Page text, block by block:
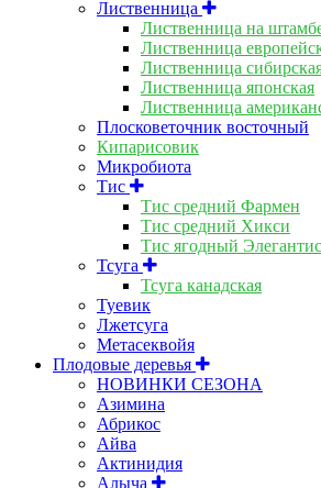
Лиственница
Лиственница на
Лиственница
Лиственница
Лиственница японская
Лиственница
Плосковеточник восточный
Кипарисовик
Микробиота
Тис
Тис средний Фармен
Тис средний Хикси
Тис ягодный
Тсуга
Тсуга канадская
Туевик
Лжетсуга
Метасеквойя
Плодовые деревья
НОВИНКИ СЕЗОНА
Азимина
Абрикос
Айва
Актинидия
Алыча